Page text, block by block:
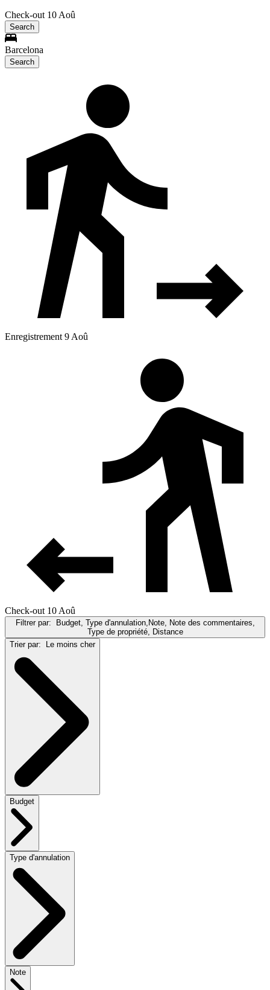
Check-out 10 Aoû
Search
Barcelona
Search
Enregistrement 9 Aoû
Check-out 10 Aoû
Filtrer par: Budget, Type d'annulation,Note, Note des commentaires,
Type de propriété, Distance
Trier par: Le moins cher
Budget
Type d'annulation
Note